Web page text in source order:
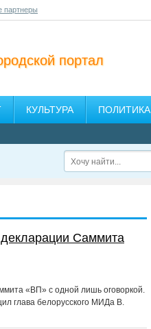
партнеры
портал
КУЛЬТУРА ПОЛИТИКА
Саммита
«ВП» с одной лишь оговоркой.
глава белорусского МИДа В.